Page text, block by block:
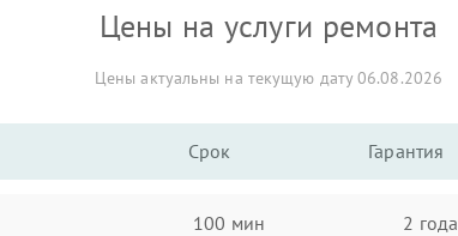
Цены на услуги ремонта
Цены актуальны на текущую дату 06.08.2026
Срок Гарантия
100 мин 2 года